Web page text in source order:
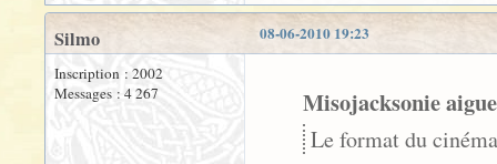
08-06-2010 19:23
Silmo
Inscription : 2002
Messages : 4 267
Misojacksonie aigue
Le format du